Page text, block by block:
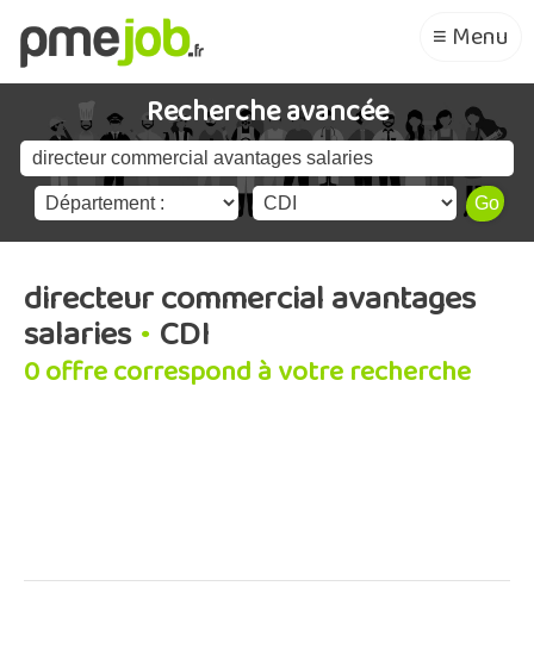
≡ Menu
Recherche avancée
directeur commercial avantages
salaries • CDI
0 offre correspond à votre recherche